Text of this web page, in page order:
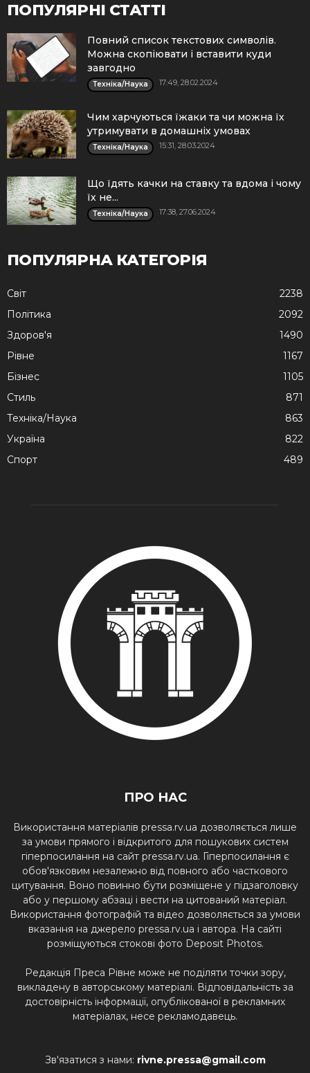
ПОПУЛЯРНІ СТАТТІ
Повний список текстових символів.
Можна скопіювати і вставити куди
завгодно
Техніка/Наука 17:49, 28.02.2024
Чим харчуються їжаки та чи можна їх
утримувати в домашніх умовах
Техніка/Наука 15:31, 28.03.2024
Що їдять качки на ставку та вдома і чому
їх не...
Техніка/Наука 17:38, 27.06.2024
ПОПУЛЯРНА КАТЕГОРІЯ
Cвіт
2238
Політика
2092
Здоров'я
1490
Рівне
1167
Бізнес
1105
Стиль
871
Техніка/Наука
863
Україна
822
Спорт
489
ПРО НАС
Використання матеріалів pressa.rv.ua дозволяється лише
за умови прямого і відкритого для пошукових систем
гіперпосилання на сайт pressa.rv.ua. Гіперпосилання є
обов'язковим незалежно від повного або часткового
цитування. Воно повинно бути розміщене у підзаголовку
або у першому абзаці і вести на цитований матеріал.
Використання фотографій та відео дозволяється за умови
вказання на джерело pressa.rv.ua і автора. На сайті
розміщуються стокові фото Deposit Photos.
Редакція Преса Рівне може не поділяти точки зору,
викладену в авторському матеріалі. Відповідальність за
достовірність інформації, опублікованої в рекламних
матеріалах, несе рекламодавець.
Зв'язатися з нами: rivne.pressa@gmail.com